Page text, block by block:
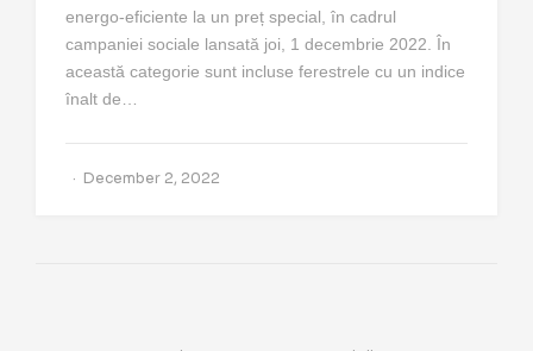
energo-eficiente la un preț special, în cadrul
campaniei sociale lansată joi, 1 decembrie 2022. În
această categorie sunt incluse ferestrele cu un indice
înalt de…
December 2, 2022